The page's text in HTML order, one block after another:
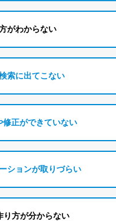
がわからない
索に出てこない
修正ができていない
ションが取りづらい
り方が分からない